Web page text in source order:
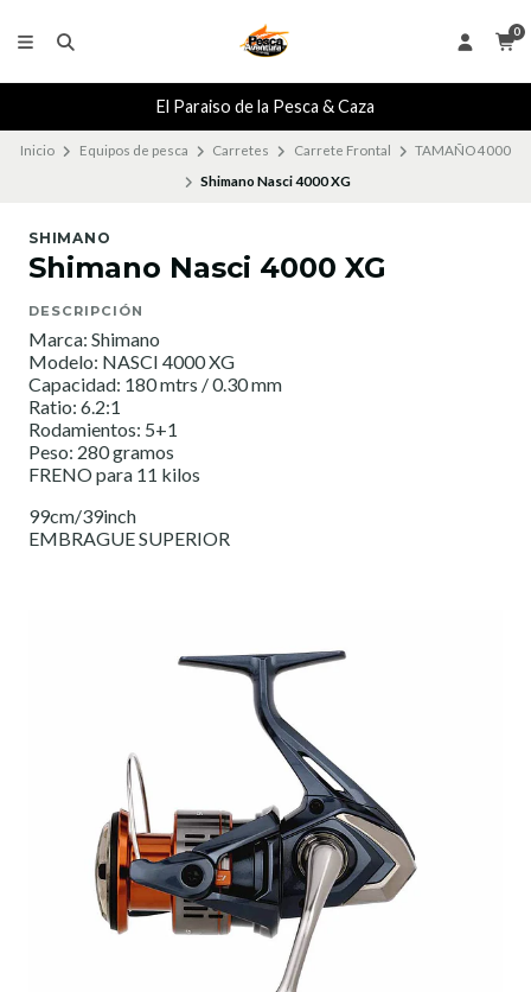
0
El Paraiso de la Pesca & Caza
Inicio Equipos de pesca Carretes Carrete Frontal
TAMAÑO 4000
Shimano Nasci 4000 XG
SHIMANO
Shimano Nasci 4000 XG
DESCRIPCIÓN
Marca: Shimano
Modelo: NASCI 4000 XG
Capacidad: 180 mtrs / 0.30 mm
Ratio: 6.2:1
Rodamientos: 5+1
Peso: 280 gramos
FRENO para 11 kilos
99cm/39inch
EMBRAGUE SUPERIOR